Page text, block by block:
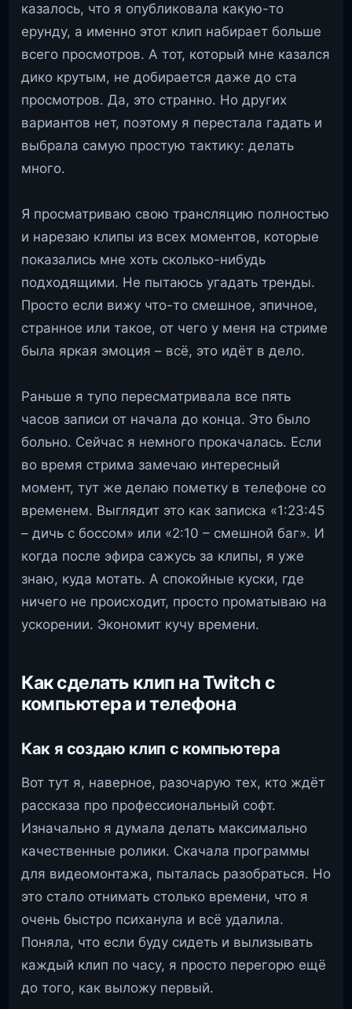
казалось, что я опубликовала какую-то
ерунду, а именно этот клип набирает больше
всего просмотров. А тот, который мне казался
дико крутым, не добирается даже до ста
просмотров. Да, это странно. Но других
вариантов нет, поэтому я перестала гадать и
выбрала самую простую тактику: делать
много.
Я просматриваю свою трансляцию полностью
и нарезаю клипы из всех моментов, которые
показались мне хоть сколько-нибудь
подходящими. Не пытаюсь угадать тренды.
Просто если вижу что-то смешное, эпичное,
странное или такое, от чего у меня на стриме
была яркая эмоция – всё, это идёт в дело.
Раньше я тупо пересматривала все пять
часов записи от начала до конца. Это было
больно. Сейчас я немного прокачалась. Если
во время стрима замечаю интересный
момент, тут же делаю пометку в телефоне со
временем. Выглядит это как записка «1:23:45
– дичь с боссом» или «2:10 – смешной баг». И
когда после эфира сажусь за клипы, я уже
знаю, куда мотать. А спокойные куски, где
ничего не происходит, просто проматываю на
ускорении. Экономит кучу времени.
Как сделать клип на Twitch с
компьютера и телефона
Как я создаю клип с компьютера
Вот тут я, наверное, разочарую тех, кто ждёт
рассказа про профессиональный софт.
Изначально я думала делать максимально
качественные ролики. Скачала программы
для видеомонтажа, пыталась разобраться. Но
это стало отнимать столько времени, что я
очень быстро психанула и всё удалила.
Поняла, что если буду сидеть и вылизывать
каждый клип по часу, я просто перегорю ещё
до того, как выложу первый.